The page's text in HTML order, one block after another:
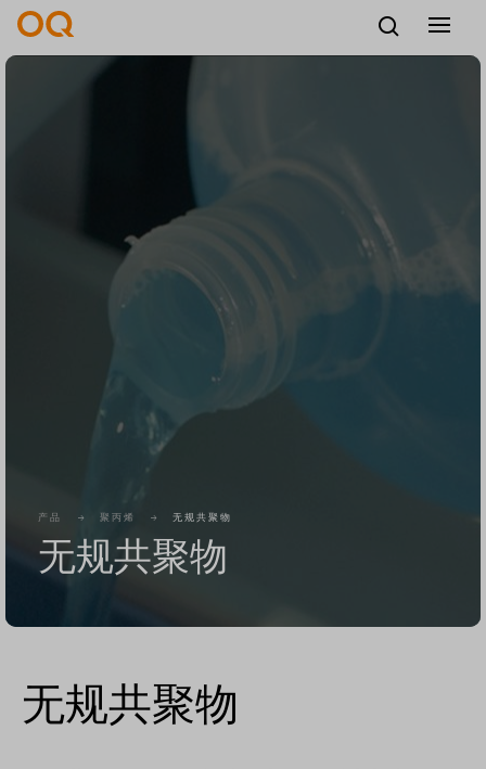
中文
产品 聚丙烯 无规共聚物
无规共聚物
无规共聚物